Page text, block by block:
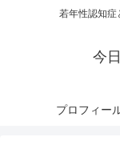
若年性認知症
今
プロフィー